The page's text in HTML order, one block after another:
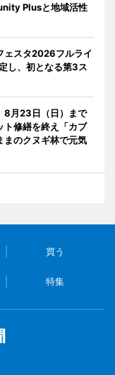
Plusと地域活性
ェスタ2026フルライ
し、初となる第3ス
8月23日（日）まで
ト修繕を終え「カブ
まのクヌギ林で元気
買う
特集